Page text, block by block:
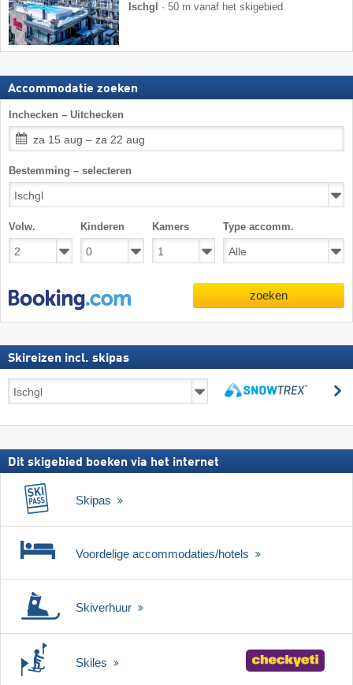
Ischgl
· 50 m vanaf het skigebied
Accommodatie zoeken
Inchecken – Uitchecken
za 15 aug – za 22 aug
Bestemming – selecteren
Volw. Kinderen Kamers Type accomm.
zoeken
Skireizen incl. skipas
Skireizen
incl.
Dit skigebied boeken via het internet
Skipas
Voordelige accommodaties/hotels
Skiverhuur
Skiles